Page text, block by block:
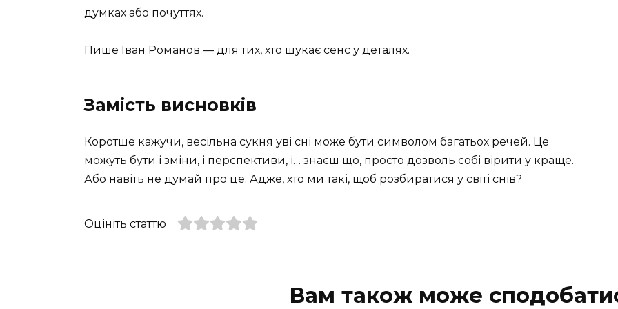
думках або почуттях.
Пише Iван Pоманов — для тих, хто шукає сенс у деталях.
Замість висновків
Коротше кажучи, весільна сукня уві сні може бути символом багатьох речей. Це
можуть бути і зміни, і перспективи, і… знаєш що, просто дозволь собі вірити у краще.
Або навіть не думай про це. Адже, хто ми такі, щоб розбиратися у світі снів?
Оцініть статтю
Вам також може